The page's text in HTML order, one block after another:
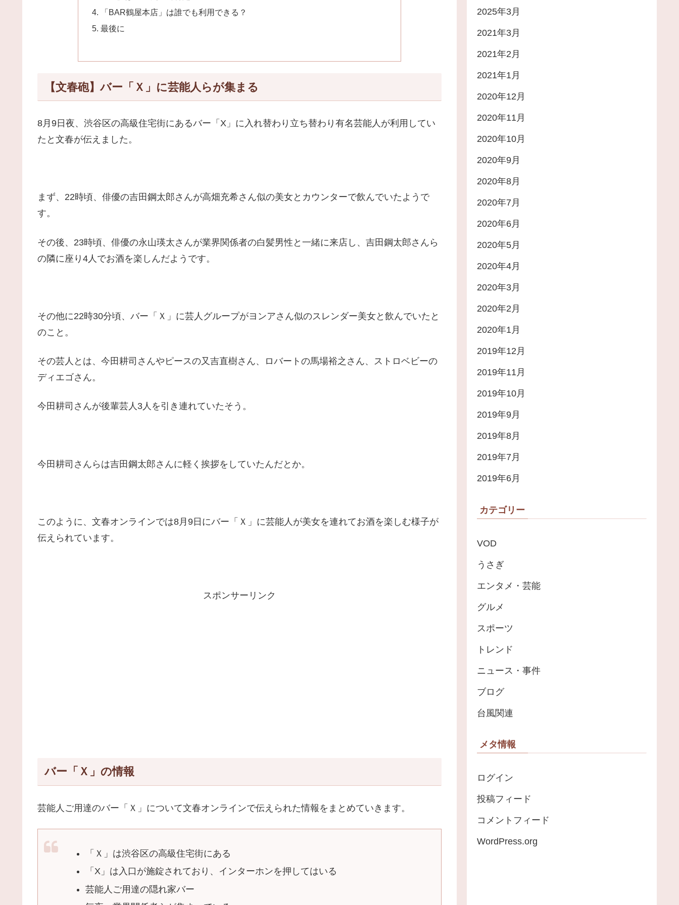
「BAR鶴屋本店」は誰でも利用できる？
最後に
【文春砲】バー「Ｘ」に芸能人らが集まる
8月9日夜、渋谷区の高級住宅街にあるバー「X」に入れ替わり立ち替わり有名芸能人が利用してい
たと文春が伝えました。
まず、22時頃、俳優の吉田鋼太郎さんが高畑充希さん似の美女とカウンターで飲んでいたようで
す。
その後、23時頃、俳優の永山瑛太さんが業界関係者の白髪男性と一緒に来店し、吉田鋼太郎さんら
の隣に座り4人でお酒を楽しんだようです。
その他に22時30分頃、バー「Ｘ」に芸人グループがヨンアさん似のスレンダー美女と飲んでいたと
のこと。
その芸人とは、今田耕司さんやピースの又吉直樹さん、ロバートの馬場裕之さん、ストロベビーの
ディエゴさん。
今田耕司さんが後輩芸人3人を引き連れていたそう。
今田耕司さんらは吉田鋼太郎さんに軽く挨拶をしていたんだとか。
このように、文春オンラインでは8月9日にバー「Ｘ」に芸能人が美女を連れてお酒を楽しむ様子が
伝えられています。
スポンサーリンク
バー「Ｘ」の情報
芸能人ご用達のバー「Ｘ」について文春オンラインで伝えられた情報をまとめていきます。
「Ｘ」は渋谷区の高級住宅街にある
「X」は入口が施錠されており、インターホンを押してはいる
芸能人ご用達の隠れ家バー
2025年3月
2021年3月
2021年2月
2021年1月
2020年12月
2020年11月
2020年10月
2020年9月
2020年8月
2020年7月
2020年6月
2020年5月
2020年4月
2020年3月
2020年2月
2020年1月
2019年12月
2019年11月
2019年10月
2019年9月
2019年8月
2019年7月
2019年6月
カテゴリー
VOD
うさぎ
エンタメ・芸能
グルメ
スポーツ
トレンド
ニュース・事件
ブログ
台風関連
メタ情報
ログイン
投稿フィード
コメントフィード
WordPress.org